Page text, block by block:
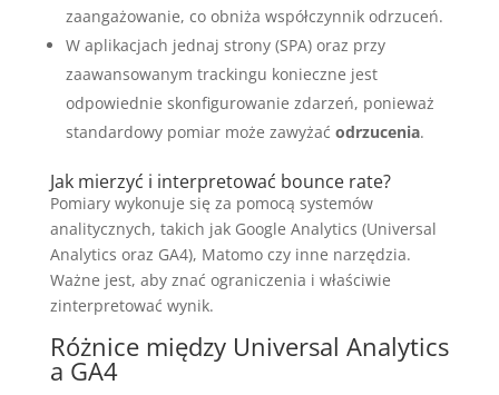
zaangażowanie, co obniża współczynnik odrzuceń.
W aplikacjach jednaj strony (SPA) oraz przy
zaawansowanym trackingu konieczne jest
odpowiednie skonfigurowanie zdarzeń, ponieważ
standardowy pomiar może zawyżać odrzucenia.
Jak mierzyć i interpretować bounce rate?
Pomiary wykonuje się za pomocą systemów
analitycznych, takich jak Google Analytics (Universal
Analytics oraz GA4), Matomo czy inne narzędzia.
Ważne jest, aby znać ograniczenia i właściwie
zinterpretować wynik.
Różnice między Universal Analytics
a GA4